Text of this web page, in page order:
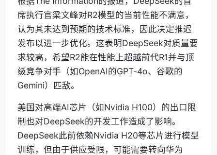
席执行官梁文峰对R2模型的当前性能不满意，
认为其未达到预期的技术标准，因此决定推迟
发布以进一步优化。这表明DeepSeek对质量要
求较高，希望R2能在性能上超越前代R1并与顶
级竞争对手（如OpenAI的GPT-4o、谷歌的
Gemini）匹敌。
美国对高端AI芯片（如Nvidia H100）的出口限
制也对DeepSeek的开发工作造成了影响。
DeepSeek此前依赖Nvidia H20等芯片进行模型
训练，但由于供应受限，可能需要转向华为